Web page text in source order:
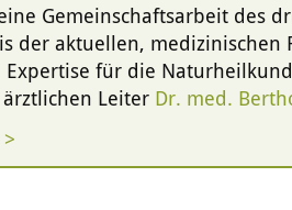
Gemeinschaftsarbeit des
der aktuellen,
für die
Leiter Dr. med.